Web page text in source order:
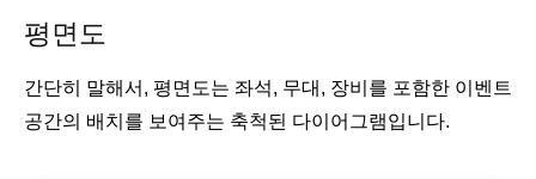
평면도
간단히 말해서, 평면도는 좌석, 무대, 장비를 포함한 이벤트
공간의 배치를 보여주는 축척된 다이어그램입니다.